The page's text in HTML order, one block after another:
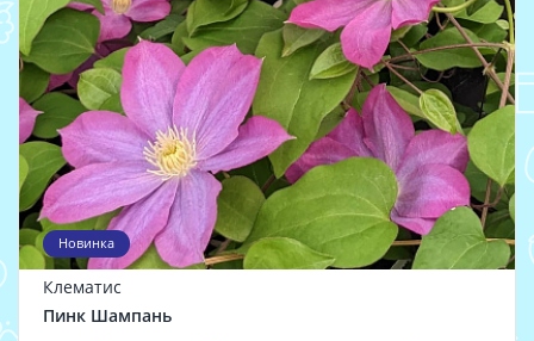
Новинка
Клематис
Пинк Шампань